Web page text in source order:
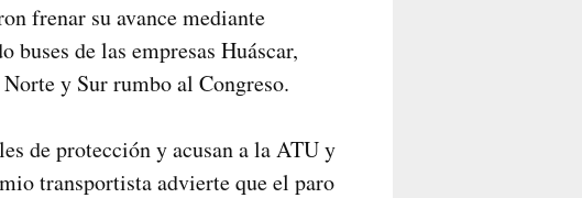
frenar su avance mediante
de las empresas Huáscar,
y Sur rumbo al Congreso.
de protección y acusan a la ATU y
transportista advierte que el paro